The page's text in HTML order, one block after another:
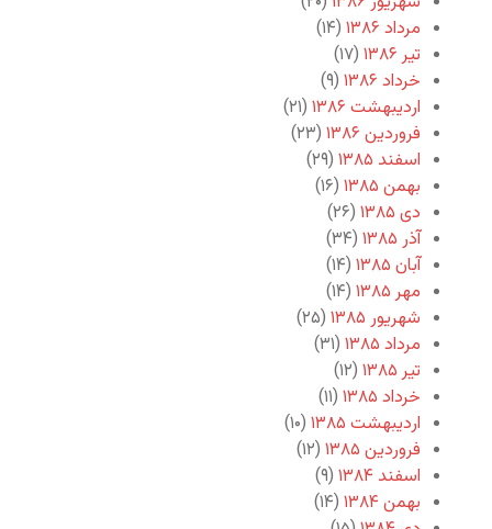
مرداد ۱۳۸۶
(۱۴)
تیر ۱۳۸۶
(۱۷)
خرداد ۱۳۸۶
(۹)
اردیبهشت ۱۳۸۶
(۲۱)
فروردین ۱۳۸۶
(۲۳)
اسفند ۱۳۸۵
(۲۹)
بهمن ۱۳۸۵
(۱۶)
دی ۱۳۸۵
(۲۶)
آذر ۱۳۸۵
(۳۴)
آبان ۱۳۸۵
(۱۴)
مهر ۱۳۸۵
(۱۴)
شهریور ۱۳۸۵
(۲۵)
مرداد ۱۳۸۵
(۳۱)
تیر ۱۳۸۵
(۱۲)
خرداد ۱۳۸۵
(۱۱)
اردیبهشت ۱۳۸۵
(۱۰)
فروردین ۱۳۸۵
(۱۲)
اسفند ۱۳۸۴
(۹)
بهمن ۱۳۸۴
(۱۴)